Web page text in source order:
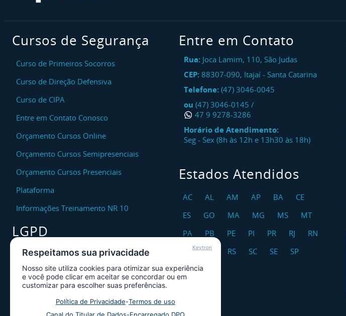
Cursos de Segurança
Curso de Primeiros Socorros
Curso de Direção Defensiva
Curso de CIPA
Entre em Contato Conosco
Orçamento Cursos Online
Orçamento Cursos Semipresenciais
Orçamento Cursos Presenciais
Plataforma
Informações Treinamento NR 10
LGPD
Encarregado DPO
Canal de Atendimento ao Titular dos
Dados
Política de Privacidade
Entre em Contato
Rua: Joca Lamim, 110, São Judas
CEP: 88307-090, Itajaí - Santa Catarina
Telefone: (47) 3046-0045
ou (47) 3046-0145 /
47 9 9278-3286
Horário de Atendimento:
Seg - Sex (8h às 12h e 13h30 às 18h)
Estados Atendidos
AC AL AM AP BA
CE
ES
GO MA MG MS
MT
PA
PB PE PI PR RJ
RN
RO
RR RS SC SE
SP
TO
Keytron
Respeitamos sua privacidade
Nosso site utiliza cookies para otimizar sua experiência
e você pode clicar em aceitar se concordar ou em
customizar para escolher suas preferências.
Política de Privacidade-Termos de uso